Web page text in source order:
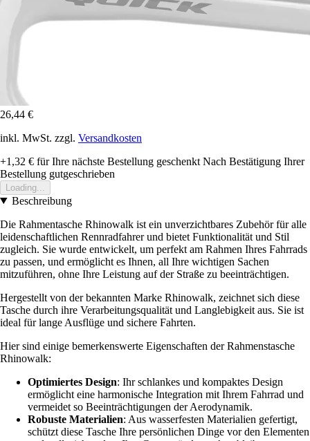
26,44 €
inkl. MwSt. zzgl. Versandkosten
+1,32 € für Ihre nächste Bestellung geschenkt Nach Bestätigung Ihrer
Bestellung gutgeschrieben
Loading...
Beschreibung
Die Rahmentasche Rhinowalk ist ein unverzichtbares Zubehör für alle
leidenschaftlichen Rennradfahrer und bietet Funktionalität und Stil
zugleich. Sie wurde entwickelt, um perfekt am Rahmen Ihres Fahrrads
zu passen, und ermöglicht es Ihnen, all Ihre wichtigen Sachen
mitzuführen, ohne Ihre Leistung auf der Straße zu beeinträchtigen.
Hergestellt von der bekannten Marke Rhinowalk, zeichnet sich diese
Tasche durch ihre Verarbeitungsqualität und Langlebigkeit aus. Sie ist
ideal für lange Ausflüge und sichere Fahrten.
Hier sind einige bemerkenswerte Eigenschaften der Rahmenstasche
Rhinowalk:
Optimiertes Design: Ihr schlankes und kompaktes Design
ermöglicht eine harmonische Integration mit Ihrem Fahrrad und
vermeidet so Beeinträchtigungen der Aerodynamik.
Robuste Materialien: Aus wasserfesten Materialien gefertigt,
schützt diese Tasche Ihre persönlichen Dinge vor den Elementen